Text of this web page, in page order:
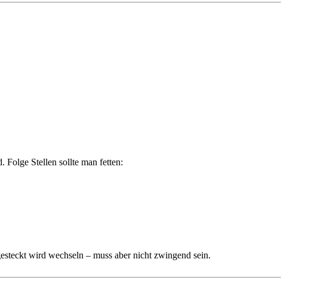
Folge Stellen sollte man fetten:
wird wechseln – muss aber nicht zwingend sein.